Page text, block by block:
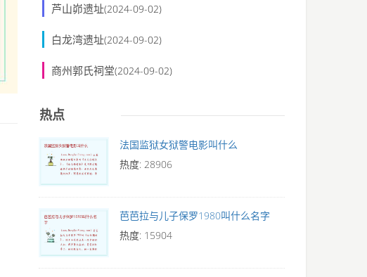
芦山峁遗址(2024-09-02)
白龙湾遗址(2024-09-02)
商州郭氏祠堂(2024-09-02)
热点
法国监狱女狱警电影叫什么
热度: 28906
芭芭拉与儿子保罗1980叫什么名字
热度: 15904